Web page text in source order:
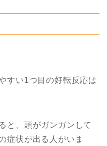
すい1つ目の好転反応は
と、頭がガンガンして
症状が出る人がいま